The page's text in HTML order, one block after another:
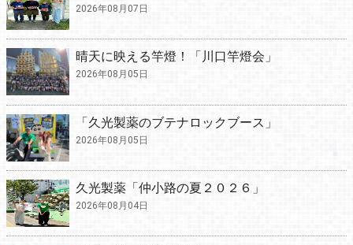
2026年08月07日
晴天に映える竿燈！「川口竿燈会」
2026年08月05日
「久光製薬のブテナロックブース」
2026年08月05日
久光製薬「仲小路の夏２０２６」
2026年08月04日